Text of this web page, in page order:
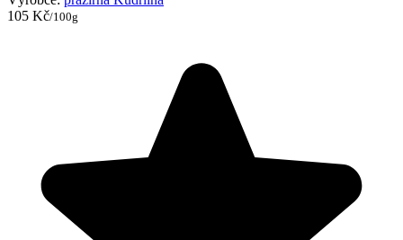
105 Kč/100g